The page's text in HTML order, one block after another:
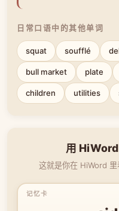
日常口语中的其他单词
squat soufflé
bull market plate
children utilities
用
这就是你在 HiWord